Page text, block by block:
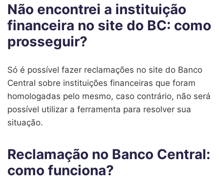
Não encontrei a instituição
financeira no site do BC: como
prosseguir?
Só é possível fazer reclamações no site do Banco
Central sobre instituições financeiras que foram
homologadas pelo mesmo, caso contrário, não será
possível utilizar a ferramenta para resolver sua
situação.
Reclamação no Banco Central:
como funciona?